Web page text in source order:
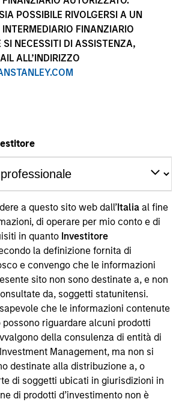
POSSIBILE RIVOLGERSI A UN
FINANZIARIO
SI NECESSITI DI ASSISTENZA,
ALL’INDIRIZZO
a questo sito web dall’Italia al fine
di operare per mio conto e di
in quanto Investitore
la definizione fornita di
e convengo che le informazioni
sito non sono destinate a, e non
da, soggetti statunitensi.
che le informazioni contenute
possono riguardare alcuni prodotti
della consulenza di entità di
Management, ma non si
destinate alla distribuzione a, o
di soggetti ubicati in giurisdizioni in
di prodotti d’investimento non è
calcolati in base al valore del
al netto delle spese, e non
e gli oneri relativi
rimborso delle quote. Tutti i dati relativi
agli indici sono tratti da Morgan
Management.
solare.
du fonds
contiene informazioni relative ai
Stanley Investment Funds, una
a capitale variabile di diritto
“Società”) è registrata nel
come organismo
ai sensi della Parte 1 della Legge
e successive modifiche. La Società è
collettivo in valori mobiliari
ai comparti, le richieste di
devono essere presentate senza aver
versione del Prospetto Informativo, del
informazioni chiave (“KID”) o del
informazioni chiave per gli
della relazione annuale e della
(“Documenti di offerta”) o altri